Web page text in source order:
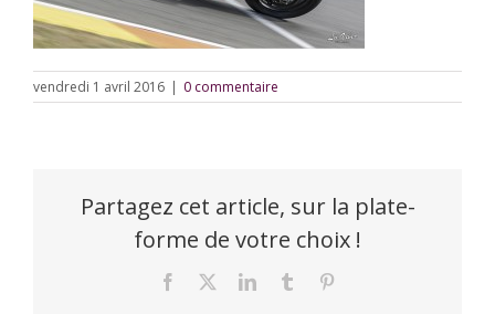
vendredi 1 avril 2016 | 0 commentaire
Partagez cet article, sur la plate-
forme de votre choix !
Facebook LinkedInTumblr